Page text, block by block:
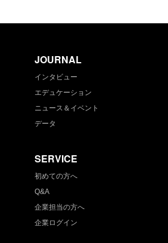
JOURNAL
インタビュー
エデュケーション
ニュース＆イベント
データ
SERVICE
初めての方へ
Q&A
企業担当の方へ
企業ログイン